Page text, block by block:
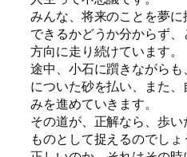
みんな、将来のことを夢
できるかどうか分からず
方向に走り続けています。
途中、小石に躓きながら
についた砂を払い、また
みを進めていきます。
その道が、正解なら、歩
ものとして捉えるのでし